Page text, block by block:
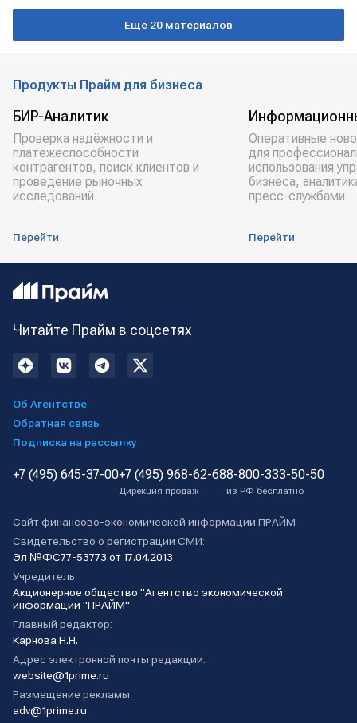
РОССИЯ
итоги года
Еще 20 материалов
Продукты Прайм для бизнеса
БИР-Аналитик
Проверка надёжности и
платёжеспособности
контрагентов, поиск клиентов и
проведение рыночных
исследований.
Перейти
Оперативные
для
использования
бизнеса,
пресс-службами.
Перейти
Читайте Прайм в соцсетях
Об Агентстве
Обратная связь
Подписка на рассылку
+7 (495) 645-37-00+7 (495) 968-62-68
Дирекция продаж
8-800-333-50-50
из РФ бесплатно
Сайт финансово-экономической информации ПРАЙМ
Свидетельство о регистрации СМИ:
Эл №ФС77-53773 от 17.04.2013
Учредитель:
Акционерное общество "Агентство экономической
информации "ПРАЙМ"
Главный редактор:
Карнова Н.Н.
Адрес электронной почты редакции:
website@1prime.ru
Размещение рекламы:
adv@1prime.ru